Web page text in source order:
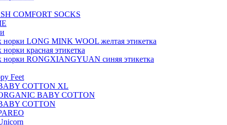
COMFORT SOCKS
LONG MINK WOOL желтая этикетка
красная этикетка
RONGXIANGYUAN синяя этикетка
Feet
COTTON XL
BABY COTTON
COTTON